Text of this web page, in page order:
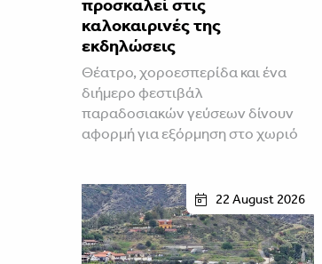
προσκαλεί στις
καλοκαιρινές της
εκδηλώσεις
Θέατρο, χοροεσπερίδα και ένα
διήμερο φεστιβάλ
παραδοσιακών γεύσεων δίνουν
αφορμή για εξόρμηση στο χωριό
22 August 2026